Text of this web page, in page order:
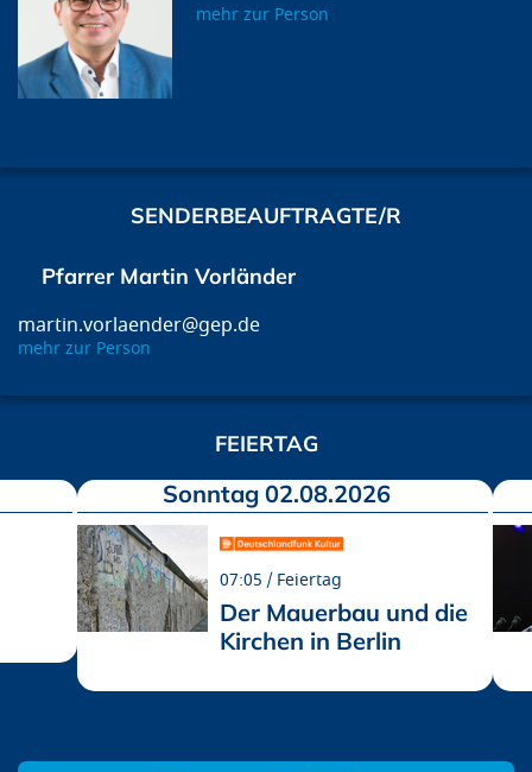
mehr zur Person
SENDERBEAUFTRAGTE/R
Pfarrer Martin Vorländer
martin.vorlaender@gep.de
mehr zur Person
FEIERTAG
Sonntag 02.08.2026
07:05 Feiertag
Der Mauerbau und die
Kirchen in Berlin